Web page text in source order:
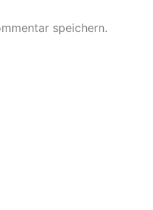
speichern.